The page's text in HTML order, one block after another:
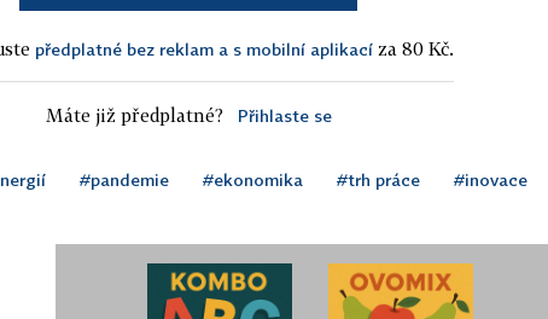
předplatné bez reklam a s mobilní aplikací za 80 Kč.
Máte již předplatné? Přihlaste se
#pandemie #ekonomika #trh práce #inovace